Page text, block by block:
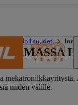
Uramahdollisuudet
niiden välille.